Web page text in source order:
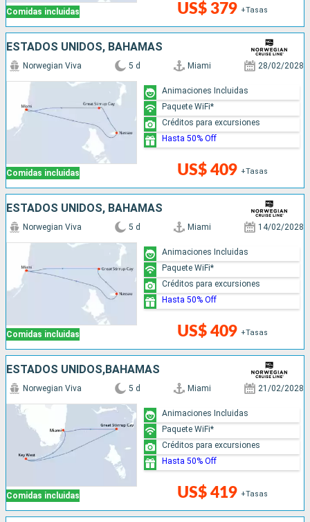
Comidas incluidas US$ 379 +Tasas
ESTADOS UNIDOS, BAHAMAS
Comidas incluidas
Norwegian Viva 5 d Miami 28/02/2028
US$ 409 +Tasas
Animaciones Incluidas
Paquete WiFi*
Créditos para excursiones
Hasta 50% Off
ESTADOS UNIDOS, BAHAMAS
Comidas incluidas
Norwegian Viva 5 d Miami 14/02/2028
US$ 409 +Tasas
Animaciones Incluidas
Paquete WiFi*
Créditos para excursiones
Hasta 50% Off
ESTADOS UNIDOS,BAHAMAS
Comidas incluidas
Norwegian Viva 5 d Miami 21/02/2028
US$ 419 +Tasas
Animaciones Incluidas
Paquete WiFi*
Créditos para excursiones
Hasta 50% Off